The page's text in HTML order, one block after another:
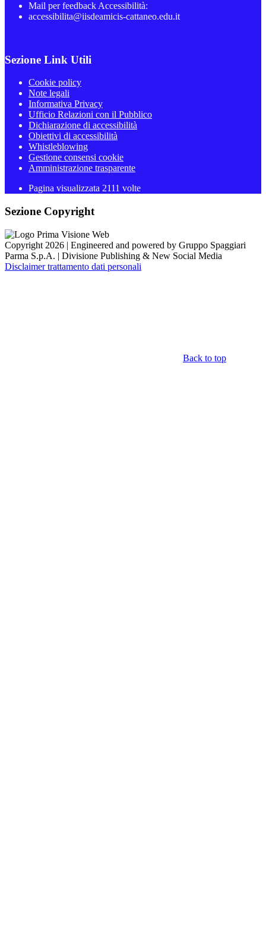
Mail per feedback Accessibilità:
accessibilita@iisdeamicis-cattaneo.edu.it
Sezione Link Utili
Cookie policy
Note legali
Informativa Privacy
Ufficio Relazioni con il Pubblico
Dichiarazione di accessibilità
Obiettivi di accessibilità
Whistleblowing
Gestione consensi cookie
Amministrazione trasparente
Pagina visualizzata 2111 volte
Sezione Copyright
Copyright 2026 | Engineered and powered by Gruppo Spaggiari
Parma S.p.A. | Divisione Publishing & New Social Media
Disclaimer trattamento dati personali
Back to top